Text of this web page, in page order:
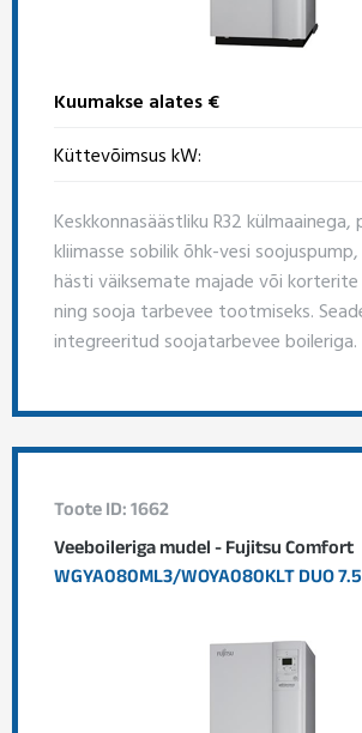
Kuumakse alates €
Küttevõimsus kW:
Keskkonnasäästliku R32 külmaainega,
kliimasse sobilik õhk-vesi
hästi väiksemate majade või
ning sooja tarbevee tootmiseks.
integreeritud soojatarbevee boileriga.
Toote ID: 1662
Veeboileriga mudel - Fujitsu Comfort
WGYA080ML3/WOYA080KLT DUO